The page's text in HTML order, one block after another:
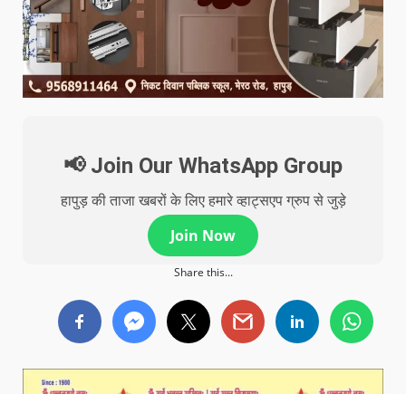
📢 Join Our WhatsApp Group
हापुड़ की ताजा खबरों के लिए हमारे व्हाट्सएप ग्रुप से जुड़े
Join Now
Share this...